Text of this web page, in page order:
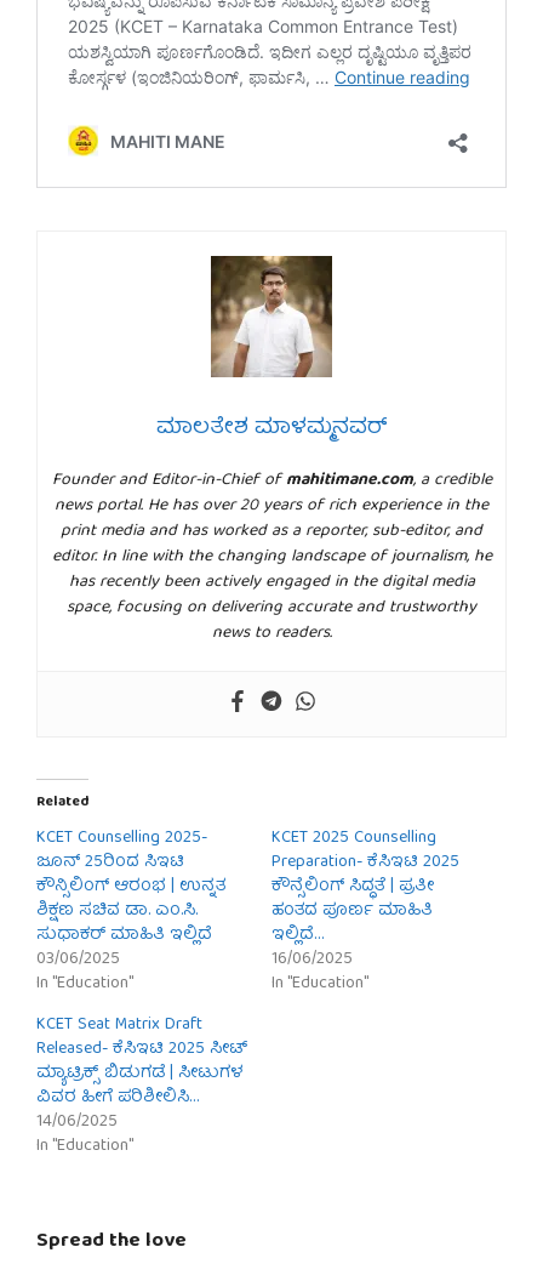
ಮಾಲತೇಶ ಮಾಳಮ್ಮನವರ್
Founder and Editor-in-Chief ofmahitimane.com, a credible
news portal. He has over 20 years of rich experience in the
print media and has worked as a reporter, sub-editor, and
editor. In line with the changing landscape of journalism, he
has recently been actively engaged in the digital media
space, focusing on delivering accurate and trustworthy
news to readers.
Related
KCET Counselling 2025-
ಜೂನ್ 25ರಿಂದ ಸಿಇಟಿ
ಕೌನ್ಸಿಲಿಂಗ್ ಆರಂಭ | ಉನ್ನತ
ಶಿಕ್ಷಣ ಸಚಿವ ಡಾ. ಎಂ.ಸಿ.
ಸುಧಾಕರ್ ಮಾಹಿತಿ ಇಲ್ಲಿದೆ
03/06/2025
In "Education"
KCET 2025 Counselling
Preparation- ಕೆಸಿಇಟಿ 2025
ಕೌನ್ಸೆಲಿಂಗ್ ಸಿದ್ಧತೆ | ಪ್ರತೀ
ಹಂತದ ಪೂರ್ಣ ಮಾಹಿತಿ
ಇಲ್ಲಿದೆ…
16/06/2025
In "Education"
KCET Seat Matrix Draft
Released- ಕೆಸಿಇಟಿ 2025 ಸೀಟ್
ಮ್ಯಾಟ್ರಿಕ್ಸ್ ಬಿಡುಗಡೆ | ಸೀಟುಗಳ
ವಿವರ ಹೀಗೆ ಪರಿಶೀಲಿಸಿ…
14/06/2025
In "Education"
Spread the love